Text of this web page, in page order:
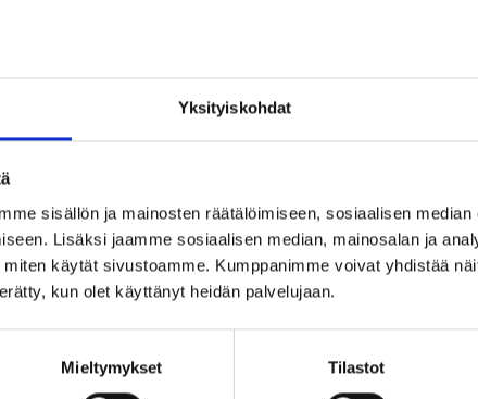
Yksityiskohdat
sisällön ja mainosten räätälöimiseen, sosiaalisen
Lisäksi jaamme sosiaalisen median, mainosalan ja
käytät sivustoamme. Kumppanimme voivat yhdistää
kun olet käyttänyt heidän palvelujaan.
Mieltymykset Tilastot
Lue